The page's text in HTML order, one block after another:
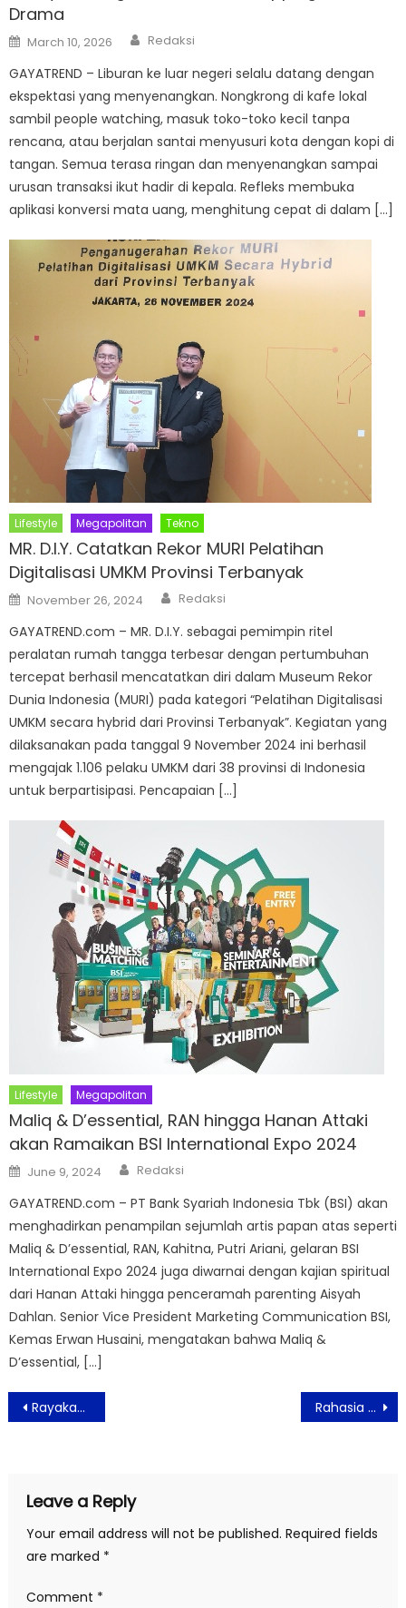
Drama
Posted
on
March 10, 2026 Author
Redaksi
GAYATREND – Liburan ke luar negeri selalu datang dengan
ekspektasi yang menyenangkan. Nongkrong di kafe lokal
sambil people watching, masuk toko-toko kecil tanpa
rencana, atau berjalan santai menyusuri kota dengan kopi di
tangan. Semua terasa ringan dan menyenangkan sampai
urusan transaksi ikut hadir di kepala. Refleks membuka
aplikasi konversi mata uang, menghitung cepat di dalam […]
Lifestyle Megapolitan Tekno
MR. D.I.Y. Catatkan Rekor MURI Pelatihan
Digitalisasi UMKM Provinsi Terbanyak
Posted
on
November 26, 2024 Author
Redaksi
GAYATREND.com – MR. D.I.Y. sebagai pemimpin ritel
peralatan rumah tangga terbesar dengan pertumbuhan
tercepat berhasil mencatatkan diri dalam Museum Rekor
Dunia Indonesia (MURI) pada kategori “Pelatihan Digitalisasi
UMKM secara hybrid dari Provinsi Terbanyak”. Kegiatan yang
dilaksanakan pada tanggal 9 November 2024 ini berhasil
mengajak 1.106 pelaku UMKM dari 38 provinsi di Indonesia
untuk berpartisipasi. Pencapaian […]
Lifestyle Megapolitan
Maliq & D’essential, RAN hingga Hanan Attaki
akan Ramaikan BSI International Expo 2024
Posted
on
June 9, 2024 Author
Redaksi
GAYATREND.com – PT Bank Syariah Indonesia Tbk (BSI) akan
menghadirkan penampilan sejumlah artis papan atas seperti
Maliq & D’essential, RAN, Kahitna, Putri Ariani, gelaran BSI
International Expo 2024 juga diwarnai dengan kajian spiritual
dari Hanan Attaki hingga penceramah parenting Aisyah
Dahlan. Senior Vice President Marketing Communication BSI,
Kemas Erwan Husaini, mengatakan bahwa Maliq &
D’essential, […]
Post
navigation
Rayakan Hari Pelanggan Nasional, Hotel Aston Priority Simatupang Bagi-Bagi Hadiah Rahasia Sukses D’NEVEN: Warisan, Inovasi, dan Cinta dalam Setiap Potongan Kue
Leave a Reply
Your email address will not be published. Required fields
are marked *
Comment *